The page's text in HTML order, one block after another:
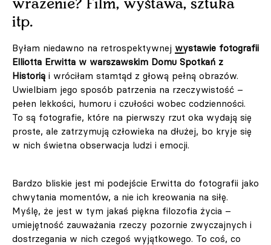
wrażenie? Film, wystawa, sztuka
itp.
Byłam niedawno na retrospektywnej wystawie fotografii
Elliotta Erwitta w warszawskim Domu Spotkań z
Historią i wróciłam stamtąd z głową pełną obrazów.
Uwielbiam jego sposób patrzenia na rzeczywistość –
pełen lekkości, humoru i czułości wobec codzienności.
To są fotografie, które na pierwszy rzut oka wydają się
proste, ale zatrzymują człowieka na dłużej, bo kryje się
w nich świetna obserwacja ludzi i emocji.
Bardzo bliskie jest mi podejście Erwitta do fotografii jako
chwytania momentów, a nie ich kreowania na siłę.
Myślę, że jest w tym jakaś piękna filozofia życia –
umiejętność zauważania rzeczy pozornie zwyczajnych i
dostrzegania w nich czegoś wyjątkowego. To coś, co